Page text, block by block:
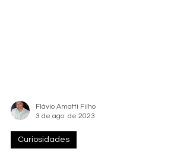
Flávio Amatti Filho
3 de ago. de 2023